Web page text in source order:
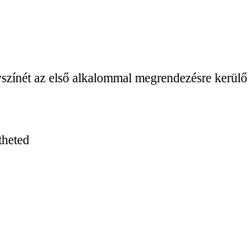
az első alkalommal megrendezésre kerülő